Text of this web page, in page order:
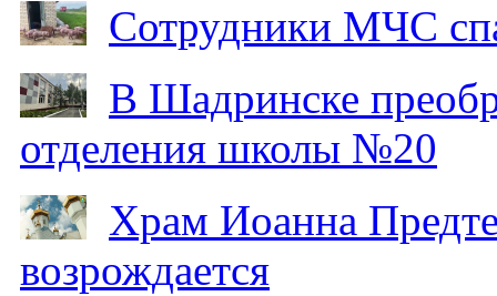
Сотрудники МЧС
В Шадринске
отделения школы №20
Храм Иоанна
возрождается